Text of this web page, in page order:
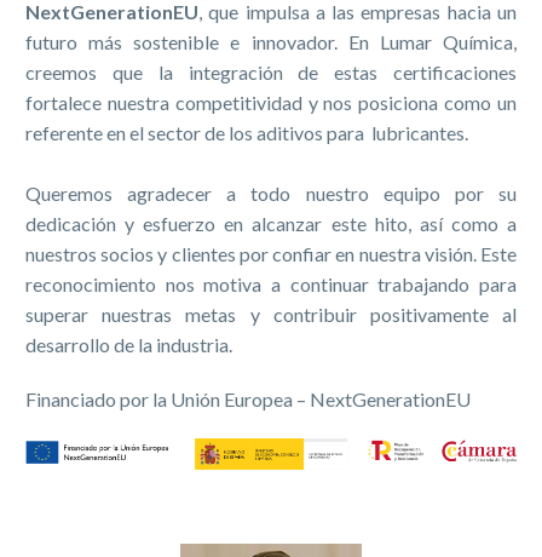
NextGenerationEU, que impulsa a las empresas hacia un
futuro más sostenible e innovador. En LumarQuímica,
creemos que la integración de estas certificaciones
fortalece nuestra competitividad y nos posiciona como un
referente en el sector de los aditivos para lubricantes.
Queremos agradecer a todo nuestro equipo por su
dedicación y esfuerzo en alcanzar este hito, así como a
nuestros socios y clientes por confiar en nuestra visión. Este
reconocimiento nos motiva a continuar trabajando para
superar nuestras metas y contribuir positivamente al
desarrollo de la industria.
Financiado por la Unión Europea – NextGenerationEU